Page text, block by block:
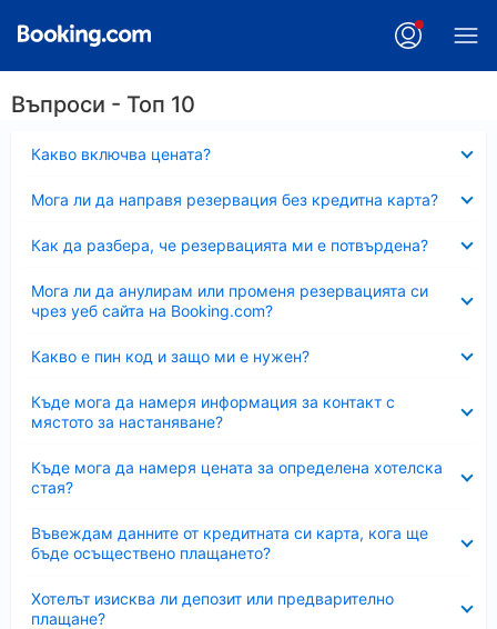
Въпроси - Топ 10
Какво включва цената?
Мога ли да направя резервация без кредитна карта?
Как да разбера, че резервацията ми е потвърдена?
Мога ли да анулирам или променя резервацията си
чрез уеб сайта на Booking.com?
Какво е пин код и защо ми е нужен?
Къде мога да намеря информация за контакт с
мястото за настаняване?
Къде мога да намеря цената за определена хотелска
стая?
Въвеждам данните от кредитната си карта, кога ще
бъде осъществено плащането?
Хотелът изисква ли депозит или предварително
плащане?